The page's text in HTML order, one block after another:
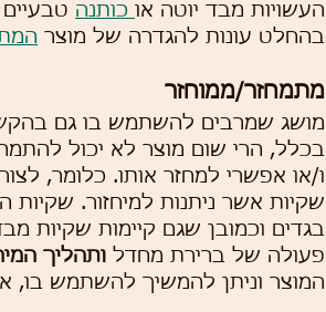
העשויות מבד יוטה או כותנה
בהחלט עונות להגדרה של מוצר
מתמחזר/ממוחזר
מושג שמרבים להשתמש בו גם בהקשר
בכלל, הרי שום מוצר לא יכול
ו/או אפשרי למחזר אותו. כלומר,
שקיות אשר ניתנות למיחזור.
בגדים וכמובן שגם קיימות שקיות
פעולה של ברירת מחדל ותהליך
המוצר וניתן להמשיך להשתמש בו,